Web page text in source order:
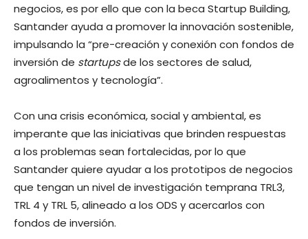
negocios, es por ello que con la beca Startup Building,
Santander ayuda a promover la innovación sostenible,
impulsando la “pre-creación y conexión con fondos de
inversión de startupsde los sectores de salud,
agroalimentos y tecnología”.
Con una crisis económica, social y ambiental, es
imperante que las iniciativas que brinden respuestas
a los problemas sean fortalecidas, por lo que
Santander quiere ayudar a los prototipos de negocios
que tengan un nivel de investigación temprana TRL3,
TRL 4 y TRL 5, alineado a los ODS y acercarlos con
fondos de inversión.